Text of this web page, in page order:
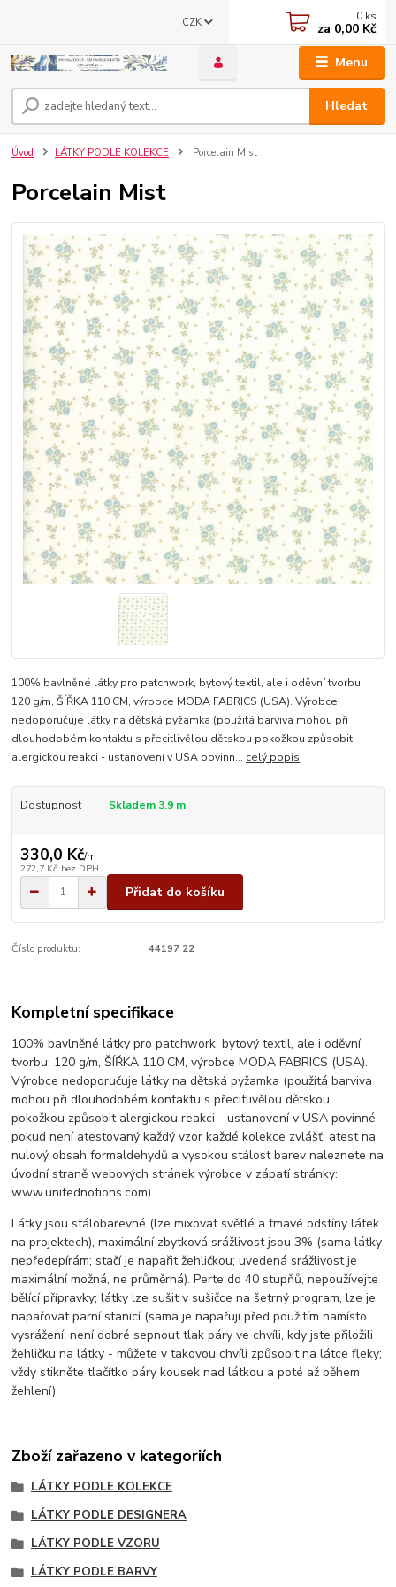
Menu
CZK
Hledat
0 ks
za 0,00 Kč
Úvod LÁTKY PODLE KOLEKCE Porcelain Mist
Porcelain Mist
100% bavlněné látky pro patchwork, bytový textil, ale i oděvní tvorbu;
120 g/m, ŠÍŘKA 110 CM, výrobce MODA FABRICS (USA). Výrobce
nedoporučuje látky na dětská pyžamka (použitá barviva mohou při
dlouhodobém kontaktu s přecitlivělou dětskou pokožkou způsobit
alergickou reakci - ustanovení v USA povinn... celý popis
Dostupnost Skladem 3.9 m
330,0 Kč/m
272,7 Kč bez DPH
Přidat do košíku
Číslo produktu: 44197 22
Kompletní specifikace
100% bavlněné látky pro patchwork, bytový textil, ale i oděvní
tvorbu; 120 g/m, ŠÍŘKA 110 CM, výrobce MODA FABRICS (USA).
Výrobce nedoporučuje látky na dětská pyžamka (použitá barviva
mohou při dlouhodobém kontaktu s přecitlivělou dětskou
pokožkou způsobit alergickou reakci - ustanovení v USA povinné,
pokud není atestovaný každý vzor každé kolekce zvlášť; atest na
nulový obsah formaldehydů a vysokou stálost barev naleznete na
úvodní straně webových stránek výrobce v zápatí stránky:
www.unitednotions.com).
Látky jsou stálobarevné (lze mixovat světlé a tmavé odstíny látek
na projektech), maximální zbytková srážlivost jsou 3% (sama látky
nepředepírám; stačí je napařit žehličkou; uvedená srážlivost je
maximální možná, ne průměrná). Perte do 40 stupňů, nepoužívejte
bělící přípravky; látky lze sušit v sušičce na šetrný program, lze je
napařovat parní stanicí (sama je napařuji před použitím namísto
vysrážení; není dobré sepnout tlak páry ve chvíli, kdy jste přiložili
žehličku na látky - můžete v takovou chvíli způsobit na látce fleky;
vždy stikněte tlačítko páry kousek nad látkou a poté až během
žehlení).
Zboží zařazeno v kategoriích
LÁTKY PODLE KOLEKCE
LÁTKY PODLE DESIGNERA
LÁTKY PODLE VZORU
LÁTKY PODLE BARVY